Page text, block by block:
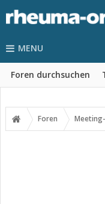
MENU
Foren durchsuchen
Foren